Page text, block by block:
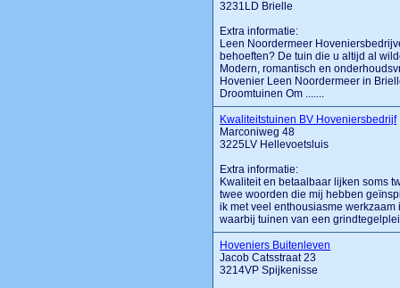
3231LD Brielle
Extra informatie:
Leen Noordermeer
behoeften? De tuin die u altijd al
Modern, romantisch en
Hovenier Leen Noordermeer in
Droomtuinen Om .......
Kwaliteitstuinen BV Hoveniersbedrijf
Marconiweg 48
3225LV Hellevoetsluis
Extra informatie:
Kwaliteit en betaalbaar lijken soms
twee woorden die mij hebben
ik met veel enthousiasme
waarbij tuinen van een
Hoveniers Buitenleven
Jacob Catsstraat 23
3214VP Spijkenisse